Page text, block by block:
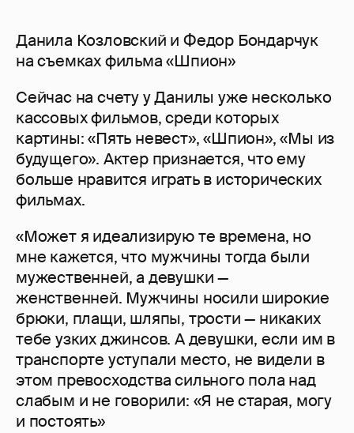
Данила Козловский и Федор Бондарчук
на съемках фильма «Шпион»
Сейчас на счету у Данилы уже несколько
кассовых фильмов, среди которых
картины: «Пять невест», «Шпион», «Мы из
будущего». Актер признается, что ему
больше нравится играть в исторических
фильмах.
«Может я идеализирую те времена, но
мне кажется, что мужчины тогда были
мужественней, а девушки —
женственней. Мужчины носили широкие
брюки, плащи, шляпы, трости — никаких
тебе узких джинсов. А девушки, если им в
транспорте уступали место, не видели в
этом превосходства сильного пола над
слабым и не говорили: «Я не старая, могу
и постоять»